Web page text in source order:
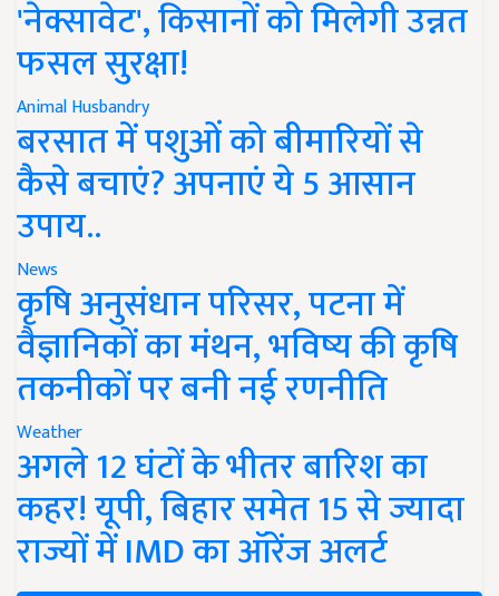
'नेक्सावेट', किसानों को मिलेगी उन्नत
फसल सुरक्षा!
Animal Husbandry
बरसात में पशुओं को बीमारियों से
कैसे बचाएं? अपनाएं ये 5 आसान
उपाय..
News
कृषि अनुसंधान परिसर, पटना में
वैज्ञानिकों का मंथन, भविष्य की कृषि
तकनीकों पर बनी नई रणनीति
Weather
अगले 12 घंटों के भीतर बारिश का
कहर! यूपी, बिहार समेत 15 से ज्यादा
राज्यों में IMD का ऑरेंज अलर्ट